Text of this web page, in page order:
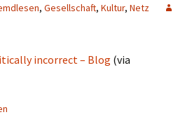
, Gesellschaft, Kultur, Netz
incorrect – Blog (via